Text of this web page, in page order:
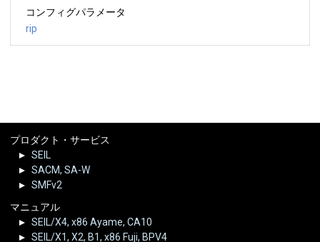
コンフィグパラメータ
rip
プロダクト・サービス
SEIL
SACM, SA-W
SMFv2
マニュアル
SEIL/X4, x86 Ayame, CA10
SEIL/X1, X2, B1, x86 Fuji, BPV4